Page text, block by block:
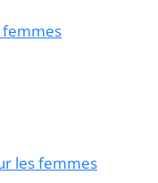
femmes
les femmes